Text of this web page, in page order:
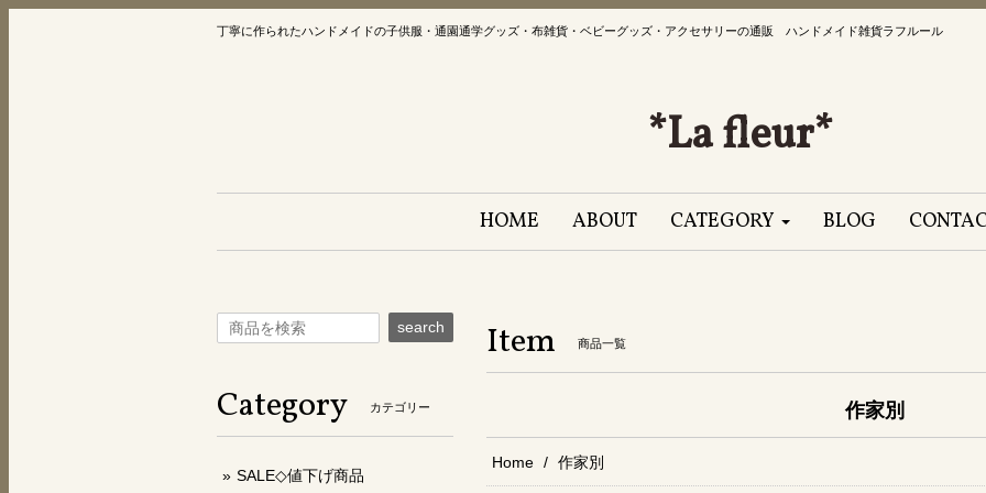
丁寧に作られたハンドメイドの子供服・通園通学グッズ・布雑貨・ベビーグッズ・アクセサリーの通販 ハンドメイド雑貨ラフルール
*La fleur*
HOME ABOUT CATEGORY BLOG
Item 商品一覧
作家別
Home 作家別
search
Category カテゴリー
SALE◇値下げ商品